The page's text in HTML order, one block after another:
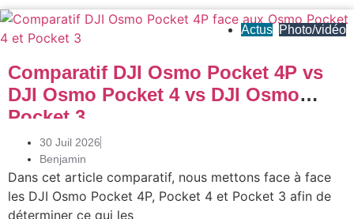
Actus Photo/vidéo
Comparatif DJI Osmo Pocket 4P vs
DJI Osmo Pocket 4 vs DJI Osmo
Pocket 3
30 Juil 2026
Benjamin
Dans cet article comparatif, nous mettons face à face
les DJI Osmo Pocket 4P, Pocket 4 et Pocket 3 afin de
déterminer ce qui les